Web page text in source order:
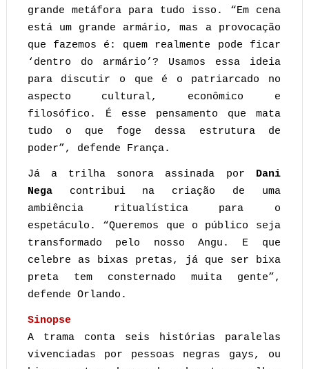
grande metáfora para tudo isso. “Em cena
está um grande armário, mas a provocação
que fazemos é: quem realmente pode ficar
‘dentro do armário’? Usamos essa ideia
para discutir o que é o patriarcado no
aspecto cultural, econômico e
filosófico. É esse pensamento que mata
tudo o que foge dessa estrutura de
poder”, defende França.
Já a trilha sonora assinada por Dani
Negacontribui na criação de uma
ambiência ritualística para o
espetáculo. “Queremos que o público seja
transformado pelo nosso Angu. E que
celebre as bixas pretas, já que ser bixa
preta tem consternado muita gente”,
defende Orlando.
Sinopse
A trama conta seis histórias paralelas
vivenciadas por pessoas negras gays, ou